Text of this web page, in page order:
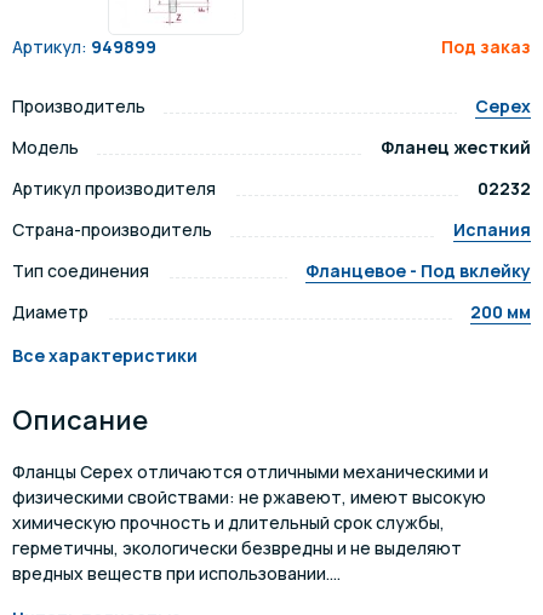
Артикул: 949899 Под заказ
Производитель
Cepex
Модель
Фланец жесткий
Артикул производителя
02232
Страна-производитель
Испания
Тип соединения
Фланцевое - Под вклейку
Диаметр
200 мм
Все характеристики
Описание
Фланцы Cepex отличаются отличными механическими и
физическими свойствами: не ржавеют, имеют высокую
химическую прочность и длительный срок службы,
герметичны, экологически безвредны и не выделяют
вредных веществ при использовании....